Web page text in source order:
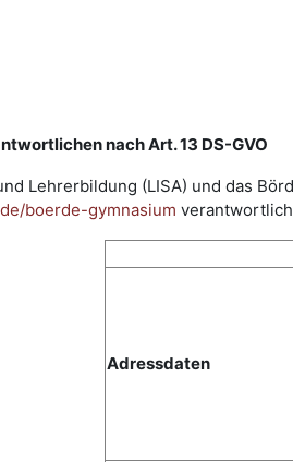
nach Art. 13 DS-GVO
Lehrerbildung (LISA) und das
boerde-gymnasium
Adressdaten